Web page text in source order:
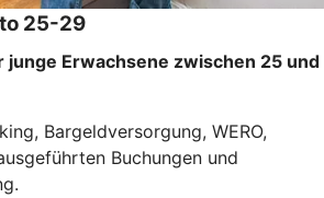
25-29
junge Erwachsene zwischen 25 und
Bargeldversorgung, WERO,
Buchungen und